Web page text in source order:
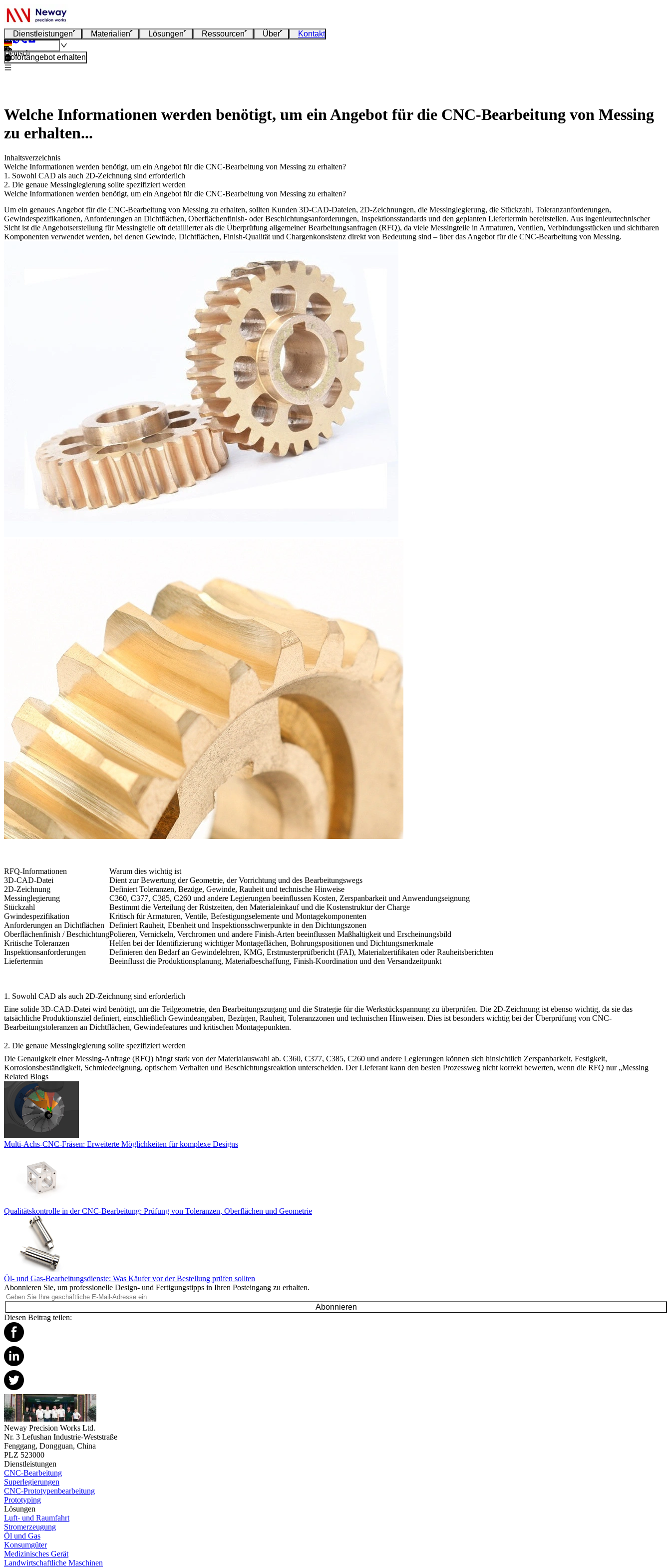
Dienstleistungen Materialien Lösungen Ressourcen Über Kontakt
Deutsch
Sofortangebot erhalten
Welche Informationen werden benötigt, um ein Angebot für die CNC-Bearbeitung von Messing
zu erhalten...
Inhaltsverzeichnis
Welche Informationen werden benötigt, um ein Angebot für die CNC-Bearbeitung von Messing zu erhalten?
1. Sowohl CAD als auch 2D-Zeichnung sind erforderlich
2. Die genaue Messinglegierung sollte spezifiziert werden
Welche Informationen werden benötigt, um ein Angebot für die CNC-Bearbeitung von Messing zu erhalten?
Um ein genaues Angebot für die CNC-Bearbeitung von Messing zu erhalten, sollten Kunden 3D-CAD-Dateien, 2D-Zeichnungen, die Messinglegierung, die Stückzahl, Toleranzanforderungen,
Gewindespezifikationen, Anforderungen an Dichtflächen, Oberflächenfinish- oder Beschichtungsanforderungen, Inspektionsstandards und den geplanten Liefertermin bereitstellen. Aus ingenieurtechnischer
Sicht ist die Angebotserstellung für Messingteile oft detaillierter als die Überprüfung allgemeiner Bearbeitungsanfragen (RFQ), da viele Messingteile in Armaturen, Ventilen, Verbindungsstücken und sichtbaren
Komponenten verwendet werden, bei denen Gewinde, Dichtflächen, Finish-Qualität und Chargenkonsistenz direkt von Bedeutung sind – über das Angebot für die CNC-Bearbeitung von Messing.
RFQ-Informationen
Warum dies wichtig ist
3D-CAD-Datei
Dient zur Bewertung der Geometrie, der Vorrichtung und des Bearbeitungswegs
2D-Zeichnung
Definiert Toleranzen, Bezüge, Gewinde, Rauheit und technische Hinweise
Messinglegierung
C360, C377, C385, C260 und andere Legierungen beeinflussen Kosten, Zerspanbarkeit und Anwendungseignung
Stückzahl
Bestimmt die Verteilung der Rüstzeiten, den Materialeinkauf und die Kostenstruktur der Charge
Gwindespezifikation
Kritisch für Armaturen, Ventile, Befestigungselemente und Montagekomponenten
Anforderungen an Dichtflächen
Definiert Rauheit, Ebenheit und Inspektionsschwerpunkte in den Dichtungszonen
Oberflächenfinish / BeschichtungPolieren, Vernickeln, Verchromen und andere Finish-Arten beeinflussen Maßhaltigkeit und Erscheinungsbild
Kritische Toleranzen
Helfen bei der Identifizierung wichtiger Montageflächen, Bohrungspositionen und Dichtungsmerkmale
Inspektionsanforderungen
Definieren den Bedarf an Gewindelehren, KMG, Erstmusterprüfbericht (FAI), Materialzertifikaten oder Rauheitsberichten
Liefertermin
Beeinflusst die Produktionsplanung, Materialbeschaffung, Finish-Koordination und den Versandzeitpunkt
1. Sowohl CAD als auch 2D-Zeichnung sind erforderlich
Eine solide 3D-CAD-Datei wird benötigt, um die Teilgeometrie, den Bearbeitungszugang und die Strategie für die Werkstückspannung zu überprüfen. Die 2D-Zeichnung ist ebenso wichtig, da sie das
tatsächliche Produktionsziel definiert, einschließlich Gewindeangaben, Bezügen, Rauheit, Toleranzzonen und technischen Hinweisen. Dies ist besonders wichtig bei der Überprüfung von CNC-
Bearbeitungstoleranzen an Dichtflächen, Gewindefeatures und kritischen Montagepunkten.
2. Die genaue Messinglegierung sollte spezifiziert werden
Die Genauigkeit einer Messing-Anfrage (RFQ) hängt stark von der Materialauswahl ab. C360, C377, C385, C260 und andere Legierungen können sich hinsichtlich Zerspanbarkeit, Festigkeit,
Korrosionsbeständigkeit, Schmiedeeignung, optischem Verhalten und Beschichtungsreaktion unterscheiden. Der Lieferant kann den besten Prozessweg nicht korrekt bewerten, wenn die RFQ nur „Messing
Related Blogs
Multi-Achs-CNC-Fräsen: Erweiterte Möglichkeiten für komplexe Designs
Qualitätskontrolle in der CNC-Bearbeitung: Prüfung von Toleranzen, Oberflächen und Geometrie
Öl- und Gas-Bearbeitungsdienste: Was Käufer vor der Bestellung prüfen sollten
Abonnieren Sie, um professionelle Design- und Fertigungstipps in Ihren Posteingang zu erhalten.
Abonnieren
Diesen Beitrag teilen:
Neway Precision Works Ltd.
Nr. 3 Lefushan Industrie-Weststraße
Fenggang, Dongguan, China
PLZ 523000
Dienstleistungen
CNC-Bearbeitung
Superlegierungen
CNC-Prototypenbearbeitung
Prototyping
Lösungen
Luft- und Raumfahrt
Stromerzeugung
Öl und Gas
Konsumgüter
Medizinisches Gerät
Landwirtschaftliche Maschinen